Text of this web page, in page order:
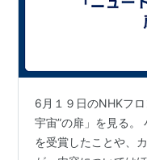
6月１９日のNHKフ
宇宙”の扉」を見る。
を受賞したことや、